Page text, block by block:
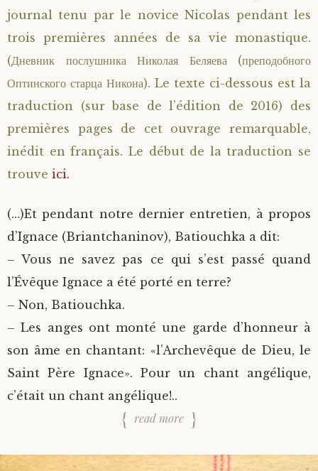
journal tenu par le novice Nicolas pendant les
trois premières années de sa vie monastique.
(Дневник послушника Николая Беляева (преподобного
Оптинского старца Никона). Le texte ci-dessous est la
traduction (sur base de l’édition de 2016) des
premières pages de cet ouvrage remarquable,
inédit en français. Le début de la traduction se
trouve ici.
(…)Et pendant notre dernier entretien, à propos
d’Ignace (Briantchaninov), Batiouchka a dit:
– Vous ne savez pas ce qui s’est passé quand
l’Évêque Ignace a été porté en terre?
– Non, Batiouchka.
– Les anges ont monté une garde d’honneur à
son âme en chantant: «l’Archevêque de Dieu, le
Saint Père Ignace». Pour un chant angélique,
c’était un chant angélique!..
read more